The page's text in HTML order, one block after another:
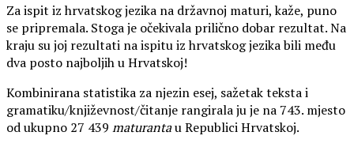
Za ispit iz hrvatskog jezika na državnoj maturi, kaže, puno
se pripremala. Stoga je očekivala prilično dobar rezultat. Na
kraju su joj rezultati na ispitu iz hrvatskog jezika bili među
dva posto najboljih u Hrvatskoj!
Kombinirana statistika za njezin esej, sažetak teksta i
gramatiku/književnost/čitanje rangirala ju je na 743. mjesto
od ukupno 27 439 maturantau Republici Hrvatskoj.